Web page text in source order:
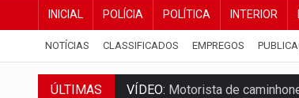
INICIAL POLÍCIA POLÍTICA INTERIOR
NOTÍCIAS CLASSIFICADOS EMPREGOS
ÚLTIMAS VÍDEO: Motorista de